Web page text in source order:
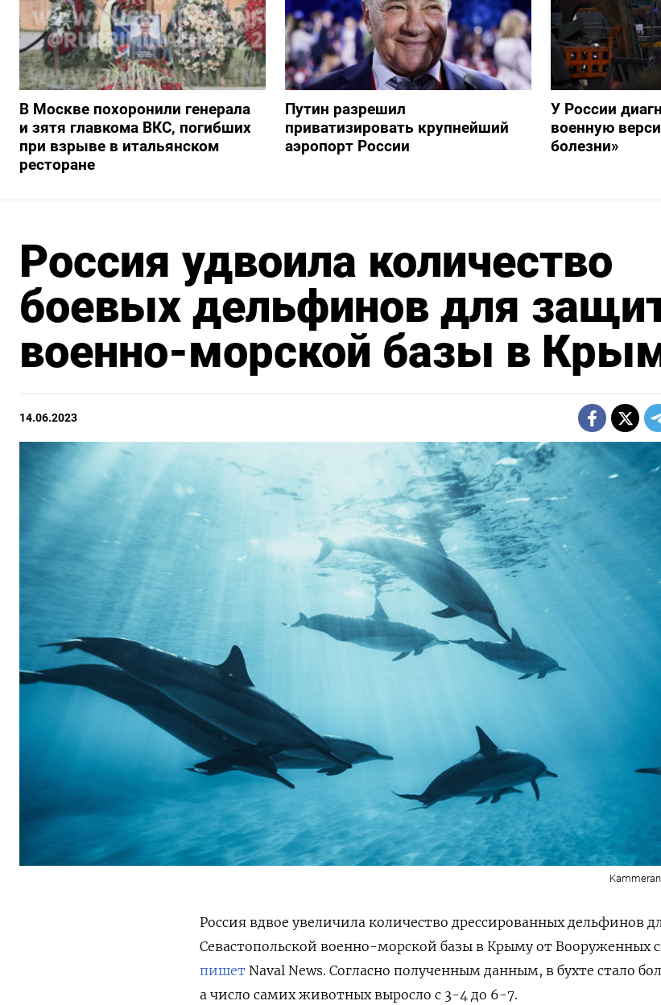
В Москве похоронили генерала
и зятя главкома ВКС, погибших
при взрыве в итальянском
ресторане
Путин разрешил
приватизировать крупнейший
аэропорт России
У России
военную
болезни»
Россия удвоила количество
боевых дельфинов для
военно-морской базы в
14.06.2023
Россия вдвое увеличила количество дрессированных дельфинов
Севастопольской военно-морской базы в Крыму от Вооруженных
пишет Naval News. Согласно полученным данным, в бухте стало
а число самих животных выросло с 3-4 до 6-7.